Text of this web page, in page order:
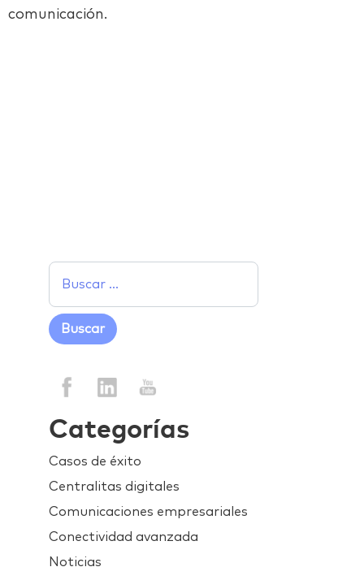
comunicación.
Categorías
Casos de éxito
Centralitas digitales
Comunicaciones empresariales
Conectividad avanzada
Noticias